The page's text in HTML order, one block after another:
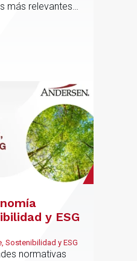
más relevantes
y ESG
Sostenibilidad y ESG
normativas